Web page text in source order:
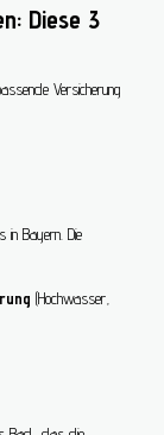
Diese 3
Versicherung
in Bayern. Die
(Hochwasser,